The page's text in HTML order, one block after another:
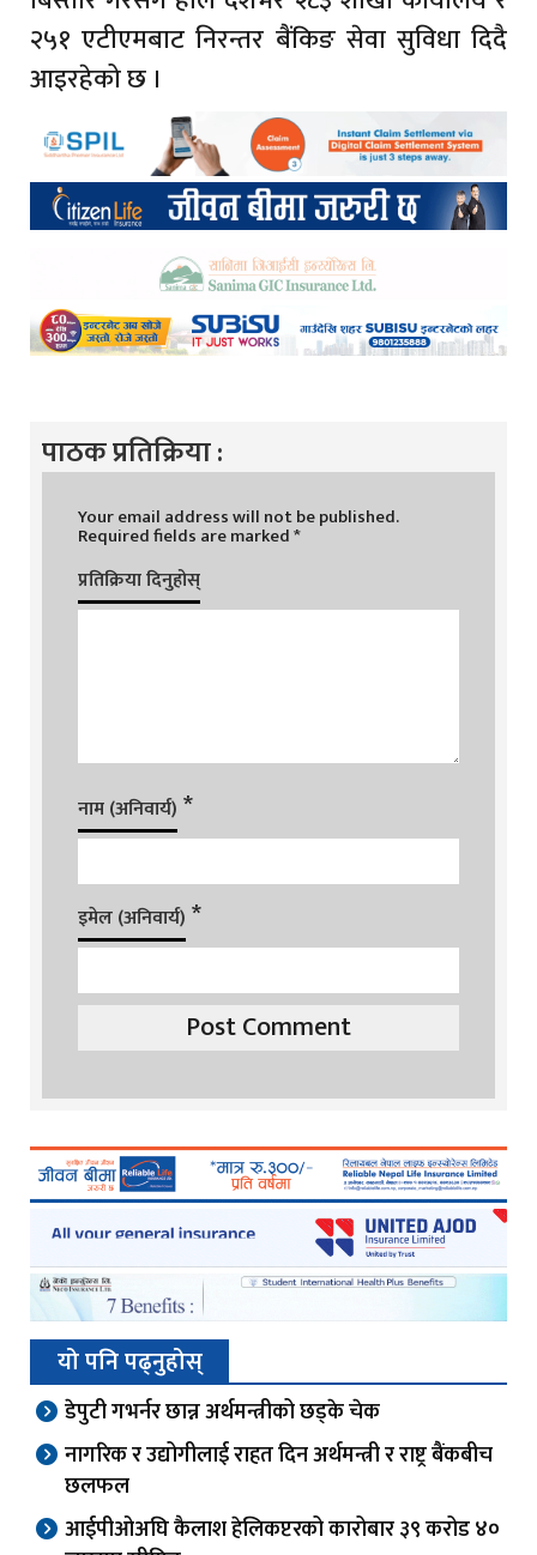
२५१ एटीएमबाट निरन्तर बैंकिङ सेवा सुविधा दिदै
आइरहेको छ ।
पाठक प्रतिक्रिया :
Your email address will not be published.
Required fields are marked*
प्रतिक्रिया दिनुहोस्
नाम (अनिवार्य) *
इमेल (अनिवार्य) *
यो पनि पढ्नुहोस्
डेपुटी गभर्नर छान्न अर्थमन्त्रीको छड्के चेक
नागरिक र उद्योगीलाई राहत दिन अर्थमन्त्री र राष्ट्र बैंकबीच
छलफल
आईपीओअघि कैलाश हेलिकप्टरको कारोबार ३९ करोड ४०